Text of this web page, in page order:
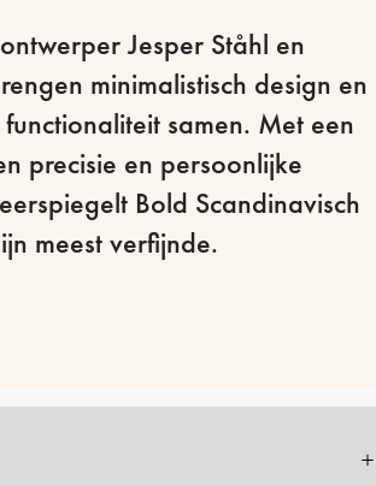
Jesper Ståhl en
minimalistisch design en
samen. Met een
precisie en persoonlijke
Bold Scandinavisch
meest verfijnde.